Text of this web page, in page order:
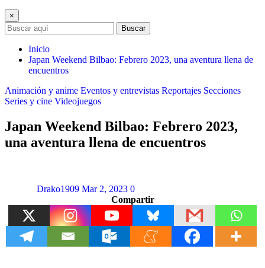
×
Buscar
Inicio
Japan Weekend Bilbao: Febrero 2023, una aventura llena de
encuentros
Animación y anime Eventos y entrevistas Reportajes Secciones
Series y cine Videojuegos
Japan Weekend Bilbao: Febrero 2023,
una aventura llena de encuentros
Drako1909 Mar 2, 2023 0
Compartir